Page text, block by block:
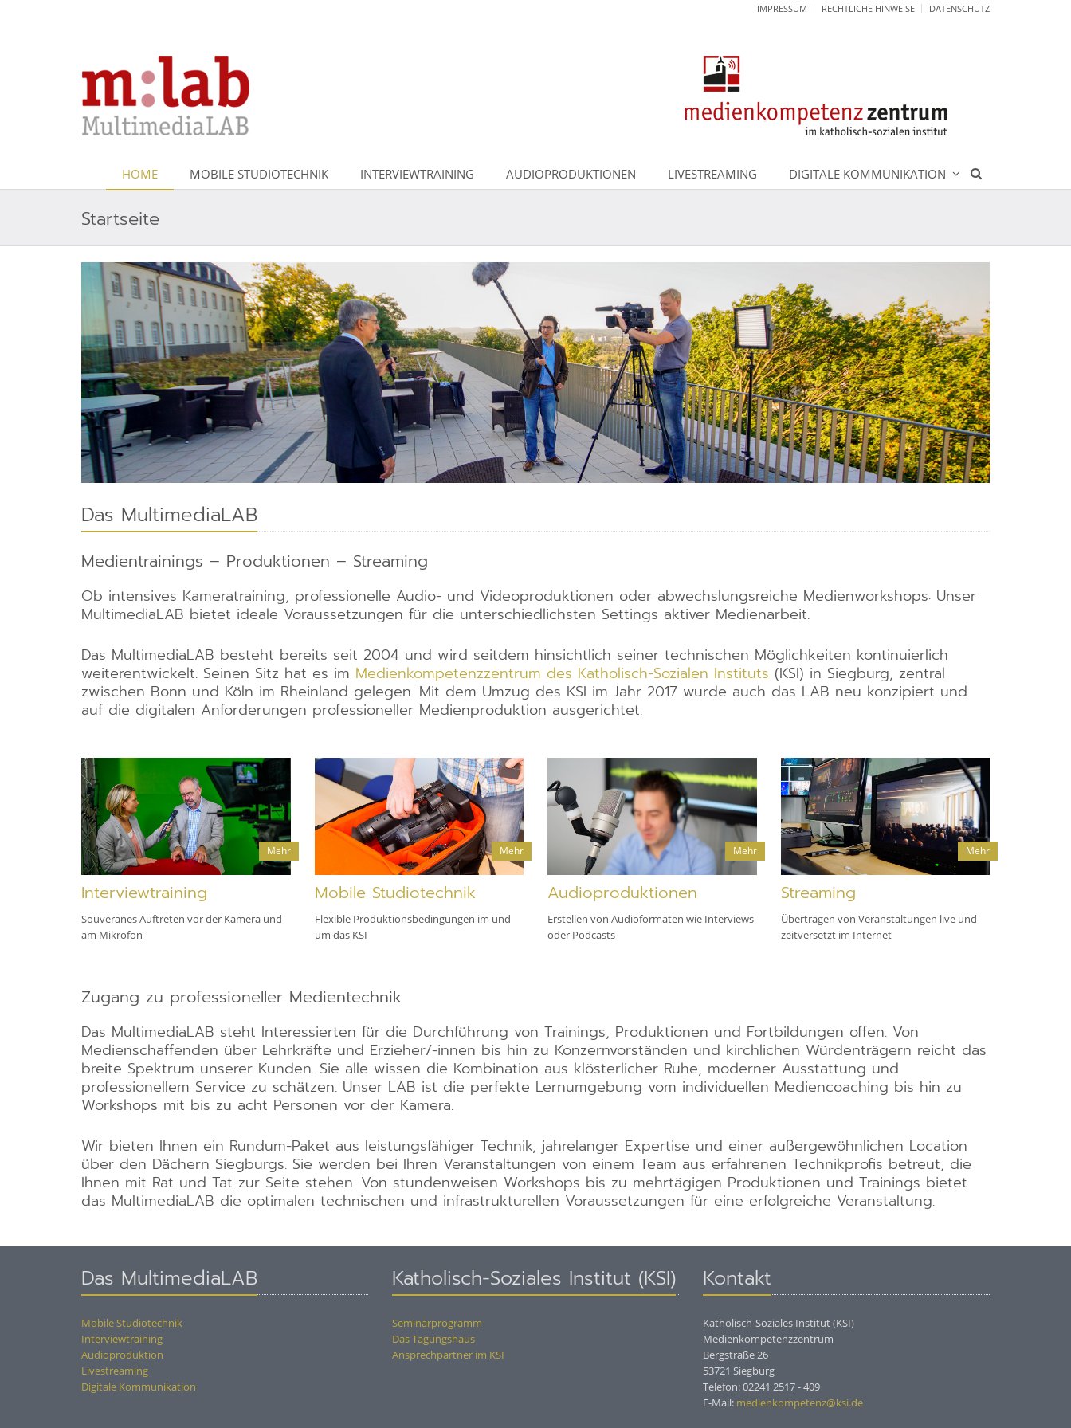
IMPRESSUM RECHTLICHE HINWEISE DATENSCHUTZ
HOME MOBILE STUDIOTECHNIK INTERVIEWTRAINING AUDIOPRODUKTIONEN LIVESTREAMING DIGITALE KOMMUNIKATION
Startseite
Das MultimediaLAB
Medientrainings – Produktionen – Streaming
Ob intensives Kameratraining, professionelle Audio- und Videoproduktionen oder abwechslungsreiche Medienworkshops: Unser
MultimediaLAB bietet ideale Voraussetzungen für die unterschiedlichsten Settings aktiver Medienarbeit.
Das MultimediaLAB besteht bereits seit 2004 und wird seitdem hinsichtlich seiner technischen Möglichkeiten kontinuierlich
weiterentwickelt. Seinen Sitz hat es im Medienkompetenzzentrum des Katholisch-Sozialen Instituts (KSI) in Siegburg, zentral
zwischen Bonn und Köln im Rheinland gelegen. Mit dem Umzug des KSI im Jahr 2017 wurde auch das LAB neu konzipiert und
auf die digitalen Anforderungen professioneller Medienproduktion ausgerichtet.
Mehr
Interviewtraining
Souveränes Auftreten vor der Kamera und
am Mikrofon
Mehr
Mobile Studiotechnik
Flexible Produktionsbedingungen im und
um das KSI
Mehr
Audioproduktionen
Erstellen von Audioformaten wie Interviews
oder Podcasts
Mehr
Streaming
Übertragen von Veranstaltungen live und
zeitversetzt im Internet
Zugang zu professioneller Medientechnik
Das MultimediaLAB steht Interessierten für die Durchführung von Trainings, Produktionen und Fortbildungen offen. Von
Medienschaffenden über Lehrkräfte und Erzieher/-innen bis hin zu Konzernvorständen und kirchlichen Würdenträgern reicht das
breite Spektrum unserer Kunden. Sie alle wissen die Kombination aus klösterlicher Ruhe, moderner Ausstattung und
professionellem Service zu schätzen. Unser LAB ist die perfekte Lernumgebung vom individuellen Mediencoaching bis hin zu
Workshops mit bis zu acht Personen vor der Kamera.
Wir bieten Ihnen ein Rundum-Paket aus leistungsfähiger Technik, jahrelanger Expertise und einer außergewöhnlichen Location
über den Dächern Siegburgs. Sie werden bei Ihren Veranstaltungen von einem Team aus erfahrenen Technikprofis betreut, die
Ihnen mit Rat und Tat zur Seite stehen. Von stundenweisen Workshops bis zu mehrtägigen Produktionen und Trainings bietet
das MultimediaLAB die optimalen technischen und infrastrukturellen Voraussetzungen für eine erfolgreiche Veranstaltung.
Das MultimediaLAB
Mobile Studiotechnik
Interviewtraining
Audioproduktion
Livestreaming
Digitale Kommunikation
Katholisch-Soziales Institut (KSI)
Seminarprogramm
Das Tagungshaus
Ansprechpartner im KSI
Kontakt
Katholisch-Soziales Institut (KSI)
Medienkompetenzzentrum
Bergstraße 26
53721 Siegburg
Telefon: 02241 2517 - 409
E-Mail: medienkompetenz@ksi.de